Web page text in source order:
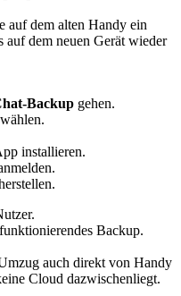
auf dem alten Handy ein
dem neuen Gerät wieder
Backup gehen.
installieren.
Backup.
auch direkt von Handy
Cloud dazwischenliegt.